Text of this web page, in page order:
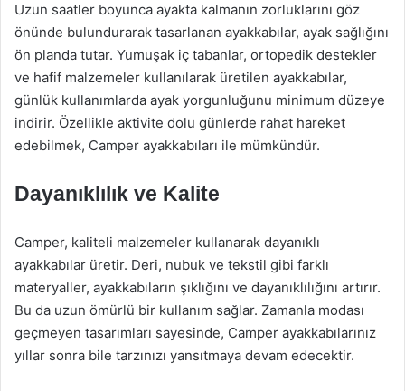
Uzun saatler boyunca ayakta kalmanın zorluklarını göz
önünde bulundurarak tasarlanan ayakkabılar, ayak sağlığını
ön planda tutar. Yumuşak iç tabanlar, ortopedik destekler
ve hafif malzemeler kullanılarak üretilen ayakkabılar,
günlük kullanımlarda ayak yorgunluğunu minimum düzeye
indirir. Özellikle aktivite dolu günlerde rahat hareket
edebilmek, Camper ayakkabıları ile mümkündür.
Dayanıklılık ve Kalite
Camper, kaliteli malzemeler kullanarak dayanıklı
ayakkabılar üretir. Deri, nubuk ve tekstil gibi farklı
materyaller, ayakkabıların şıklığını ve dayanıklılığını artırır.
Bu da uzun ömürlü bir kullanım sağlar. Zamanla modası
geçmeyen tasarımları sayesinde, Camper ayakkabılarınız
yıllar sonra bile tarzınızı yansıtmaya devam edecektir.